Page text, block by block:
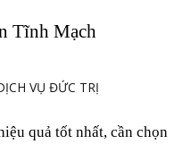
Tĩnh Mạch
quả tốt nhất, cần chọn